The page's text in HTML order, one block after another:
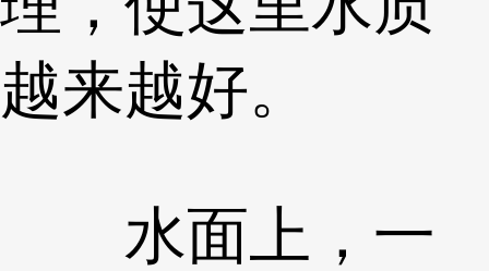
越来越好。
水面上，一